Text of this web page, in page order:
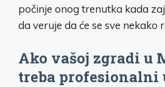
počinje onog trenutka kada
da veruje da će se sve nekako
Ako vašoj zgradi u
treba